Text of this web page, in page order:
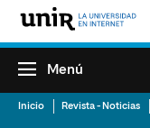
Menú
Inicio Revista - Noticias